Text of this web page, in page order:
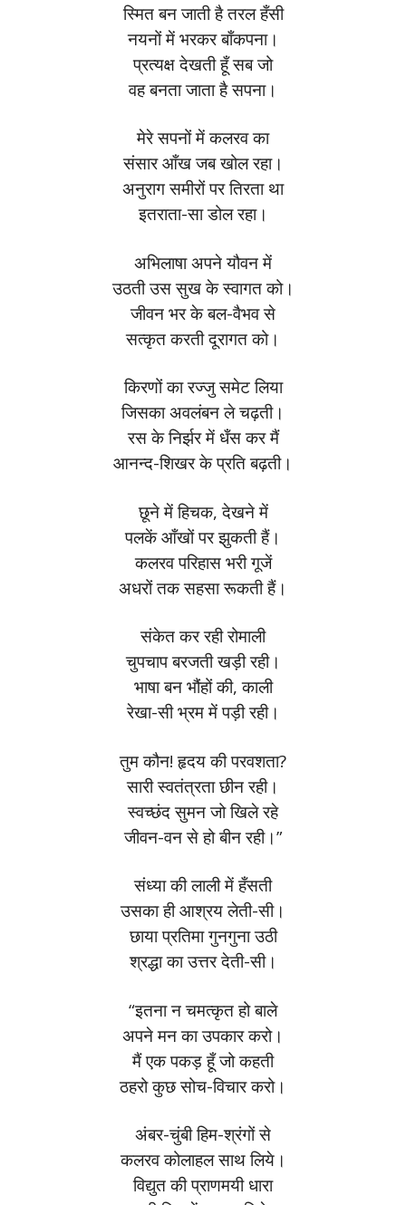
स्मित बन जाती है तरल हँसी
नयनों में भरकर बाँकपना।
प्रत्यक्ष देखती हूँ सब जो
वह बनता जाता है सपना।
मेरे सपनों में कलरव का
संसार आँख जब खोल रहा।
अनुराग समीरों पर तिरता था
इतराता-सा डोल रहा।
अभिलाषा अपने यौवन में
उठती उस सुख के स्वागत को।
जीवन भर के बल-वैभव से
सत्कृत करती दूरागत को।
किरणों का रज्जु समेट लिया
जिसका अवलंबन ले चढ़ती।
रस के निर्झर में धँस कर मैं
आनन्द-शिखर के प्रति बढ़ती।
छूने में हिचक, देखने में
पलकें आँखों पर झुकती हैं।
कलरव परिहास भरी गूजें
अधरों तक सहसा रूकती हैं।
संकेत कर रही रोमाली
चुपचाप बरजती खड़ी रही।
भाषा बन भौंहों की, काली
रेखा-सी भ्रम में पड़ी रही।
तुम कौन! हृदय की परवशता?
सारी स्वतंत्रता छीन रही।
स्वच्छंद सुमन जो खिले रहे
जीवन-वन से हो बीन रही।”
संध्या की लाली में हँसती
उसका ही आश्रय लेती-सी।
छाया प्रतिमा गुनगुना उठी
श्रद्धा का उत्तर देती-सी।
“इतना न चमत्कृत हो बाले
अपने मन का उपकार करो।
मैं एक पकड़ हूँ जो कहती
ठहरो कुछ सोच-विचार करो।
अंबर-चुंबी हिम-श्रंगों से
कलरव कोलाहल साथ लिये।
विद्युत की प्राणमयी धारा